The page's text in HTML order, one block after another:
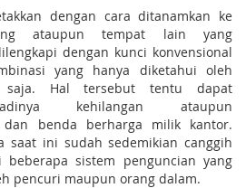
dengan cara ditanamkan ke
ataupun tempat lain yang
dengan kunci konvensional
yang hanya diketahui oleh
saja. Hal tersebut tentu dapat
kehilangan ataupun
dan benda berharga milik kantor.
saat ini sudah sedemikian canggih
beberapa sistem penguncian yang
pencuri maupun orang dalam.